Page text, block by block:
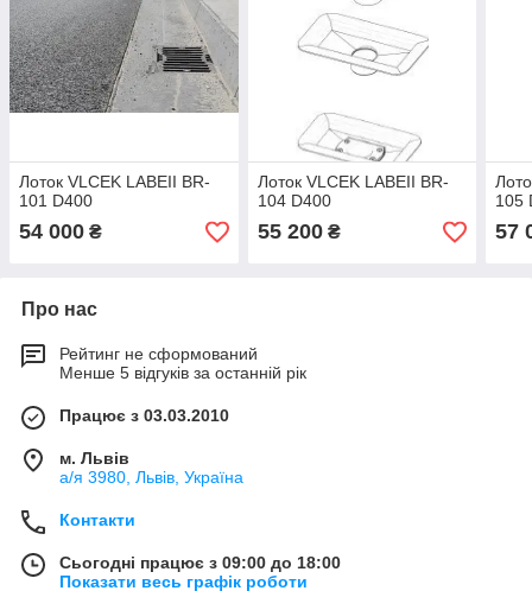
Лоток VLCEK LABEII BR-
101 D400
54 000 ₴
Лоток VLCEK LABEII BR-
104 D400
55 200₴
105
57
Про нас
Рейтинг не сформований
Менше 5 відгуків за останній рік
Працює з 03.03.2010
м. Львів
а/я 3980, Львів, Україна
Контакти
Сьогодні працює з 09:00 до 18:00
Показати весь графік роботи